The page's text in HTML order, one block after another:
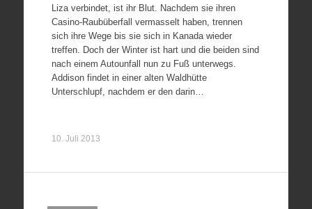
Liza verbindet, ist ihr Blut. Nachdem sie ihren
Casino-Raubüberfall vermasselt haben, trennen
sich ihre Wege bis sie sich in Kanada wieder
treffen. Doch der Winter ist hart und die beiden sind
nach einem Autounfall nun zu Fuß unterwegs.
Addison findet in einer alten Waldhütte
Unterschlupf, nachdem er den darin…
10. Juli 2013